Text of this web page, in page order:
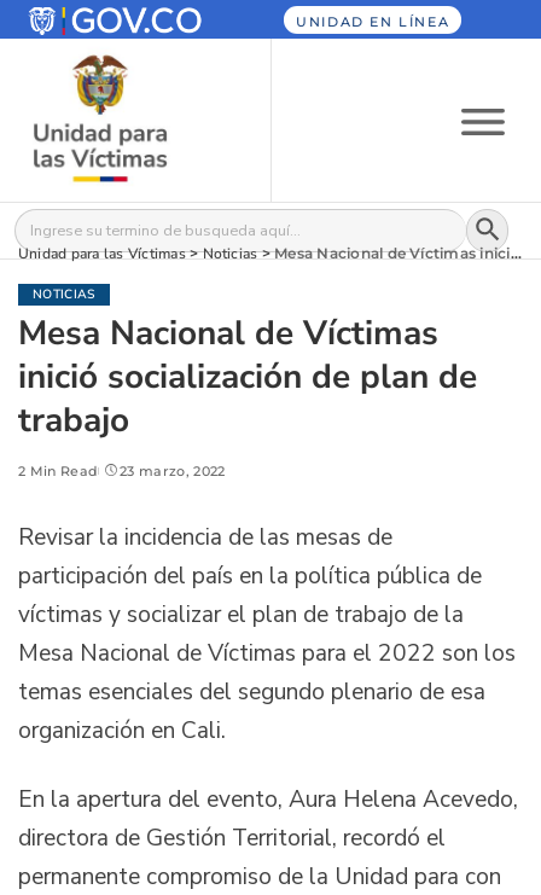
UNIDAD EN LÍNEA
Buscar: Botón
Unidad para las Víctimas>Noticias>Mesa Nacional de Víctimas inició socialización de plan de trabajo
NOTICIAS
Mesa Nacional de Víctimas
inició socialización de plan de
trabajo
2 Min Read 23 marzo, 2022
Revisar la incidencia de las mesas de
participación del país en la política pública de
víctimas y socializar el plan de trabajo de la
Mesa Nacional de Víctimas para el 2022 son los
temas esenciales del segundo plenario de esa
organización en Cali.
En la apertura del evento, Aura Helena Acevedo,
directora de Gestión Territorial, recordó el
permanente compromiso de la Unidad para con